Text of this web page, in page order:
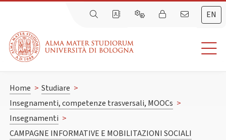
EN
Home > Studiare >
Insegnamenti, competenze trasversali, MOOCs >
Insegnamenti >
CAMPAGNE INFORMATIVE E MOBILITAZIONI SOCIALI